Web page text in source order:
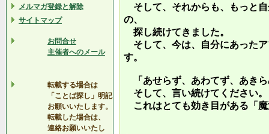
メルマガ登録と解除
サイトマップ
お問合せ
主催者へのメール
転載する場合は
「ことば探し」明記
お願いいたします。
転載した場合は、
連絡お願いいたし
そして、それからも、もっと
の、
探し続けてきました。
そして、今は、自分にあった
す。
「あせらず、あわてず、あき
そして、言い続けてください。
これはとても効き目がある「